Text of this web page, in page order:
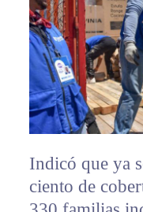
Indicó que ya
ciento de